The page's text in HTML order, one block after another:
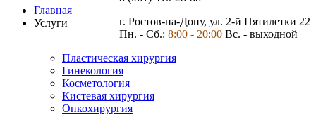
г. Ростов-на-Дону, ул. 2-й Пятилетки 22
Пн. - Сб.: 8:00 - 20:00 Вс. - выходной
Главная
Услуги
Пластическая хирургия
Гинекология
Косметология
Кистевая хирургия
Онкохирургия